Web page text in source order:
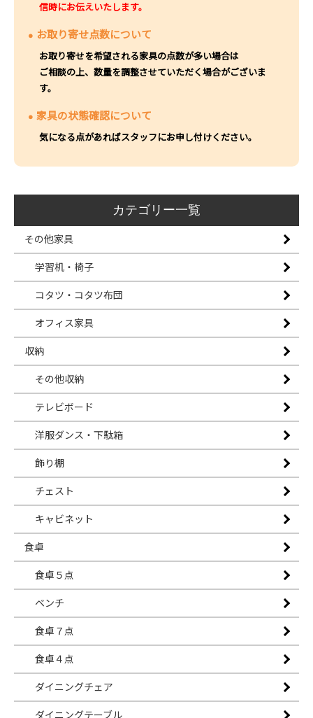
カテゴリー一覧
その他家具
学習机・椅子
コタツ・コタツ布団
オフィス家具
収納
その他収納
テレビボード
洋服ダンス・下駄箱
飾り棚
チェスト
キャビネット
食卓
食卓５点
ベンチ
食卓７点
食卓４点
ダイニングチェア
ダイニングテーブル
信時にお伝えいたします。
お取り寄せ点数について
お取り寄せを希望される家具の点数が多い場合は
ご相談の上、数量を調整させていただく場合がございま
す。
家具の状態確認について
気になる点があればスタッフにお申し付けください。